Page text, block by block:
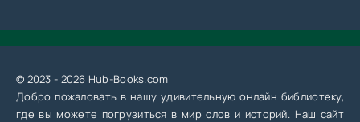
© 2023 - 2026 Hub-Books.com
Добро пожаловать в нашу удивительную онлайн библиотеку,
где вы можете погрузиться в мир слов и историй. Наш сайт